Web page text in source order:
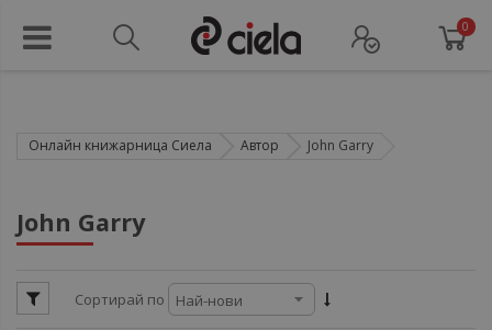
0
Онлайн книжарница Сиела Автор John Garry
John Garry
Сортирай по